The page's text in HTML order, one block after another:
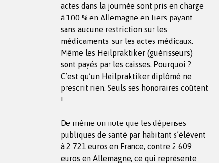
actes dans la journée sont pris en charge
à 100 % en Allemagne en tiers payant
sans aucune restriction sur les
médicaments, sur les actes médicaux.
Même les Heilpraktiker (guérisseurs)
sont payés par les caisses. Pourquoi ?
C’est qu’un Heilpraktiker diplômé ne
prescrit rien. Seuls ses honoraires coûtent
!
De même on note que les dépenses
publiques de santé par habitant s’élèvent
à 2 721 euros en France, contre 2 609
euros en Allemagne, ce qui représente